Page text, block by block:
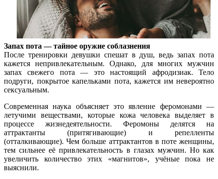
Запах пота — тайное оружие соблазнения
После тренировки девушки спешат в душ, ведь запах пота
кажется непривлекательным. Однако, для многих мужчин
запах свежего пота — это настоящий афродизиак. Тело
подруги, покрытое капельками пота, кажется им невероятно
сексуальным.
Современная наука объясняет это явление феромонами —
летучими веществами, которые кожа человека выделяет в
процессе жизнедеятельности. Феромоны делятся на
аттрактанты (притягивающие) и репелленты
(отталкивающие). Чем больше аттрактантов в поте женщины,
тем сильнее её привлекательность в глазах мужчин. Но как
увеличить количество этих «магнитов», учёные пока не
выяснили.